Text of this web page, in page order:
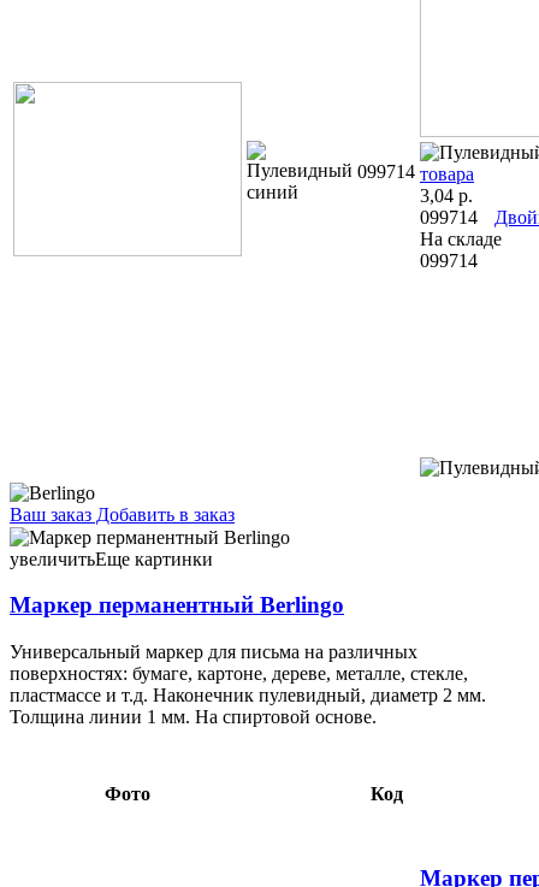
099714 товара
3,04 р.
099714
На складе
099714
Ваш заказ Добавить в заказ
Маркер перманентный Berlingo красный 3,22 056207 синий
3,22 056209 черный 3,22 047607
увеличитьЕще картинки
Маркер перманентный Berlingo
Универсальный маркер для письма на различных
поверхностях: бумаге, картоне, дереве, металле, стекле,
пластмассе и т.д. Наконечник пулевидный, диаметр 2 мм.
Толщина линии 1 мм. На спиртовой основе.
Фото Код
Маркер